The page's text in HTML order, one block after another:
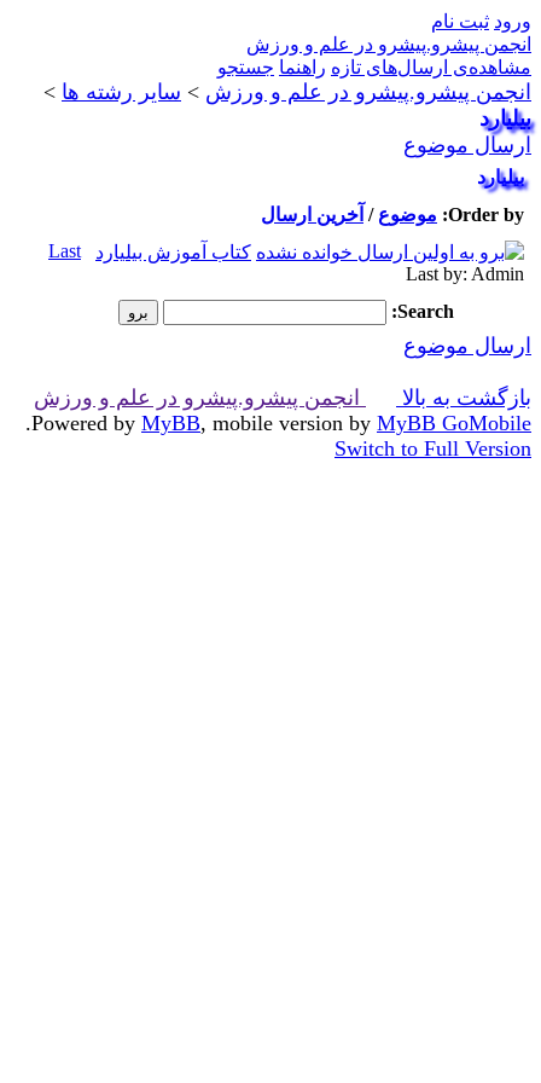
ورود ثبت نام
انجمن پیشرو.پیشرو در علم و ورزش
مشاهده‌ی ارسال‌های تازه‌ راهنما جستجو
انجمن پیشرو.پیشرو در علم و ورزش > سایر رشته ها >
بیلیارد
ارسال موضوع
بیلیارد
Order by: موضوع / آخرین ارسال
کتاب آموزش بیلیارد
Last by: Admin
Last
Search:
ارسال موضوع
بازگشت به بالا
انجمن پیشرو.پیشرو در علم و ورزش
Powered by MyBB, mobile version by MyBB GoMobile
.
Switch to Full Version